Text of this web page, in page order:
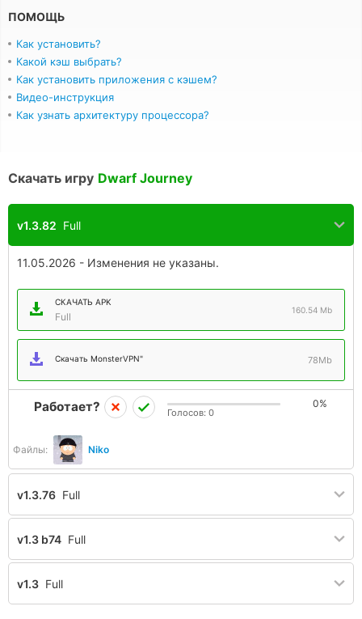
ПОМОЩЬ
Как установить?
Какой кэш выбрать?
Как установить приложения с кэшем?
Видео-инструкция
Как узнать архитектуру процессора?
Скачать игру Dwarf Journey
v1.3.82 Full
11.05.2026 - Изменения не указаны.
СКАЧАТЬ APK
Full
160.54 Mb
Скачать MonsterVPN" 78Mb
Файлы: Niko
Работает? 0%
Голосов: 0
v1.3.76 Full
v1.3 b74 Full
v1.3 Full